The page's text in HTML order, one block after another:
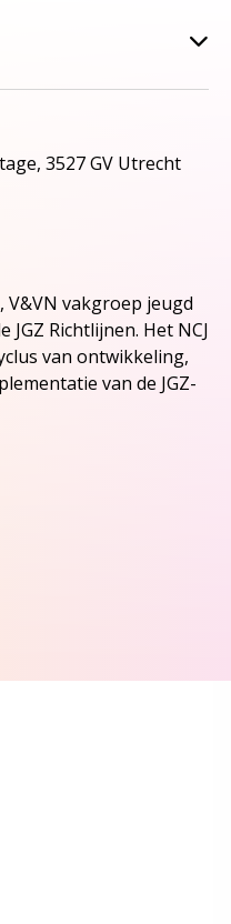
3527 GV Utrecht
V&VN vakgroep jeugd
Richtlijnen. Het NCJ
van ontwikkeling,
van de JGZ-
NCJs